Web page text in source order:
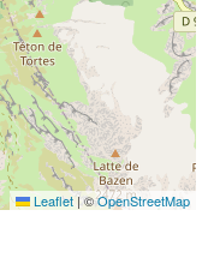
Leaflet |©OpenStreetMap